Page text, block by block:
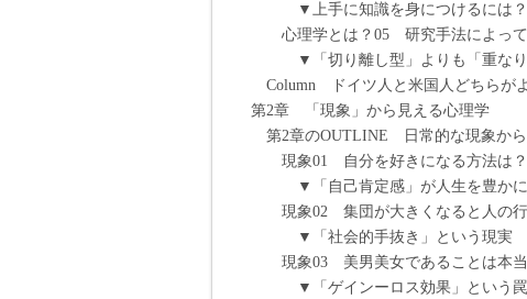
▼上手に知識を身につけるには
心理学とは？05 研究手法によっ
▼「切り離し型」よりも「重なり
Column ドイツ人と米国人どちらが
第2章 「現象」から見える心理学
第2章のOUTLINE 日常的な現象から
現象01 自分を好きになる方法は
▼「自己肯定感」が人生を豊か
現象02 集団が大きくなると人の行
▼「社会的手抜き」という現実
現象03 美男美女であることは本
▼「ゲインーロス効果」という